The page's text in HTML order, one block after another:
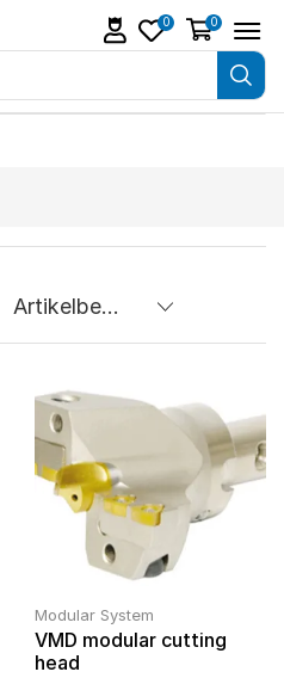
0 0
Modular System
VMD modular cutting
head